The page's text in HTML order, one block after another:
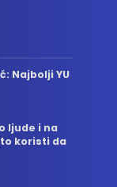
Najbolji YU
ljude i na
koristi da